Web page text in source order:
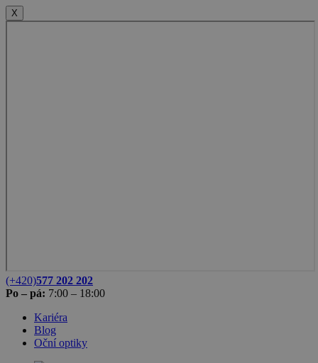
X
(+420)577 202 202
Po – pá: 7:00 – 18:00
Kariéra
Blog
Oční optiky